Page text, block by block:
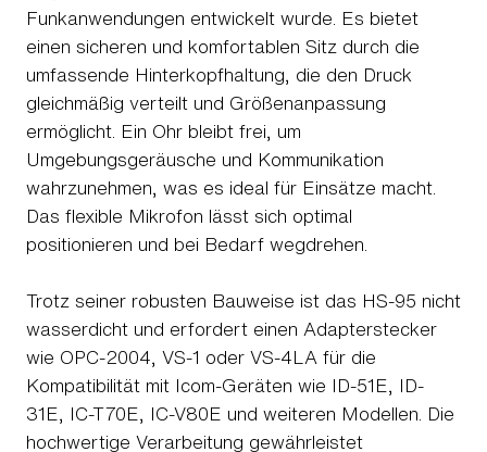
Funkanwendungen entwickelt wurde. Es bietet
einen sicheren und komfortablen Sitz durch die
umfassende Hinterkopfhaltung, die den Druck
gleichmäßig verteilt und Größenanpassung
ermöglicht. Ein Ohr bleibt frei, um
Umgebungsgeräusche und Kommunikation
wahrzunehmen, was es ideal für Einsätze macht.
Das flexible Mikrofon lässt sich optimal
positionieren und bei Bedarf wegdrehen.
Trotz seiner robusten Bauweise ist das HS-95 nicht
wasserdicht und erfordert einen Adapterstecker
wie OPC-2004, VS-1 oder VS-4LA für die
Kompatibilität mit Icom-Geräten wie ID-51E, ID-
31E, IC-T70E, IC-V80E und weiteren Modellen. Die
hochwertige Verarbeitung gewährleistet